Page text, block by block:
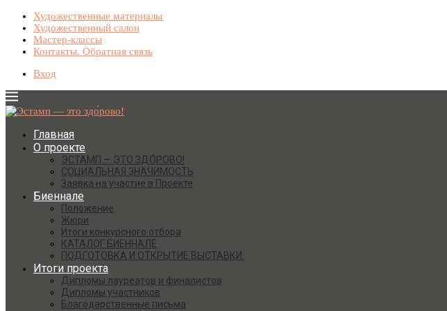
Художественные материалы
Художественный салон
Мастер-классы
Контакты. Обратная связь
Вход
Главная
О проекте
ЭСТАМП — ЭТО ЗДО́РОВО!
СОЦИАЛЬНАЯ ЗНАЧИМОСТЬ
Заявка на участие в Проекте
Биеннале
Положение
Жюри
Итоги конкурсного отбора
КАТАЛОГ БИЕННАЛЕ
ПОДГОТОВКА И ОТКРЫТИЕ ВЫСТАВКИ.
Итоги проекта
Дипломы лауреатов и финалистов
Дипломы участников
Благодарственные письма